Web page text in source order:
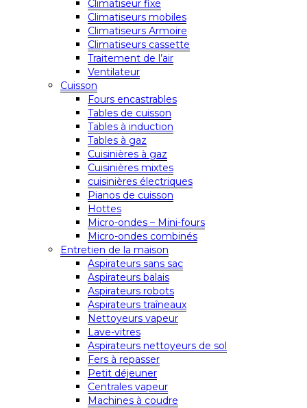
Climatiseur fixe
Climatiseurs mobiles
Climatiseurs Armoire
Climatiseurs cassette
Traitement de l’air
Ventilateur
Cuisson
Fours encastrables
Tables de cuisson
Tables à induction
Tables à gaz
Cuisinières à gaz
Cuisinières mixtes
cuisinières électriques
Pianos de cuisson
Hottes
Micro-ondes – Mini-fours
Micro-ondes combinés
Entretien de la maison
Aspirateurs sans sac
Aspirateurs balais
Aspirateurs robots
Aspirateurs traîneaux
Nettoyeurs vapeur
Lave-vitres
Aspirateurs nettoyeurs de sol
Fers à repasser
Petit déjeuner
Centrales vapeur
Machines à coudre